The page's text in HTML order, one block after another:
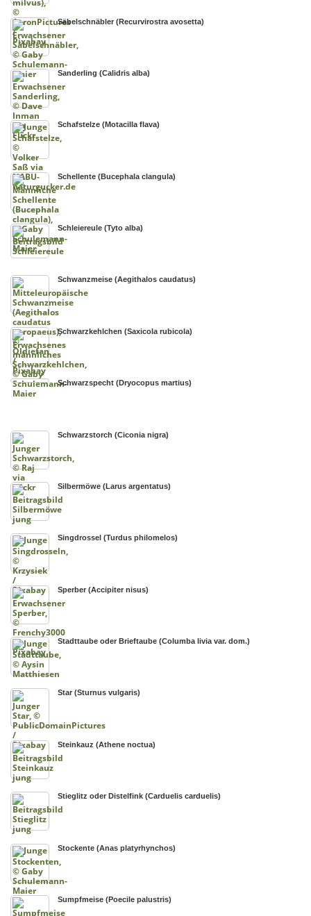
Säbelschnäbler (Recurvirostra avosetta)
Sanderling (Calidris alba)
Schafstelze (Motacilla flava)
Schellente (Bucephala clangula)
Schleiereule (Tyto alba)
Schwanzmeise (Aegithalos caudatus)
Schwarzkehlchen (Saxicola rubicola)
Schwarzspecht (Dryocopus martius)
Schwarzstorch (Ciconia nigra)
Silbermöwe (Larus argentatus)
Singdrossel (Turdus philomelos)
Sperber (Accipiter nisus)
Stadttaube oder Brieftaube (Columba livia var. dom.)
Star (Sturnus vulgaris)
Steinkauz (Athene noctua)
Stieglitz oder Distelfink (Carduelis carduelis)
Stockente (Anas platyrhynchos)
Sumpfmeise (Poecile palustris)